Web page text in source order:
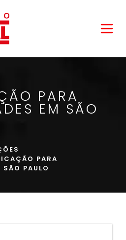
PARA
EM SÃO
PARA
SÃO PAULO